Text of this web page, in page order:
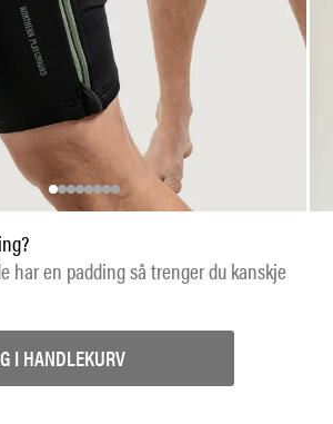
har en padding så trenger du kanskje
I HANDLEKURV